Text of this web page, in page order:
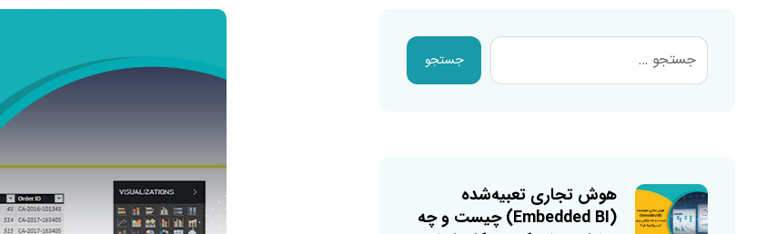
جستجو
هوش تجاری تعبیه‌شده
(Embedded BI) چیست و چه